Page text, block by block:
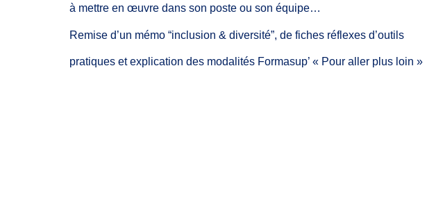
à mettre en œuvre dans son poste ou son équipe…
Remise d’un mémo “inclusion & diversité”, de fiches réflexes d’outils
pratiques et explication des modalités Formasup’ « Pour aller plus loin »